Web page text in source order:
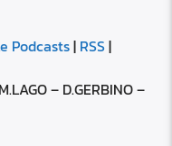
Podcasts| RSS|
– D.GERBINO –